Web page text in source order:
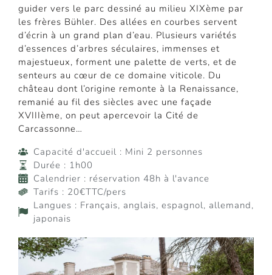
guider vers le parc dessiné au milieu XIXème par
les frères Bühler. Des allées en courbes servent
d’écrin à un grand plan d’eau. Plusieurs variétés
d’essences d’arbres séculaires, immenses et
majestueux, forment une palette de verts, et de
senteurs au cœur de ce domaine viticole. Du
château dont l’origine remonte à la Renaissance,
remanié au fil des siècles avec une façade
XVIIIème, on peut apercevoir la Cité de
Carcassonne…
Capacité d'accueil : Mini 2 personnes
Durée : 1h00
Calendrier : réservation 48h à l'avance
Tarifs : 20€TTC/pers
Langues : Français, anglais, espagnol, allemand,
japonais